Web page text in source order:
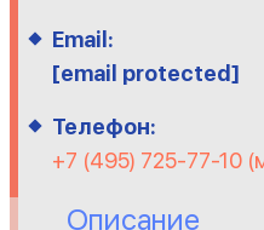
Email:
[email protected]
Телефон:
+7 (495) 725-77-10
Описание